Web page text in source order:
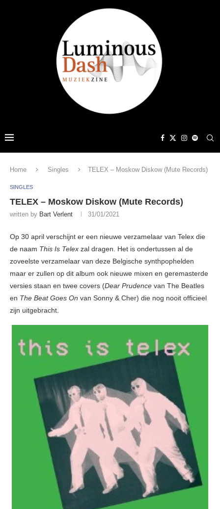
Home Singles TELEX – Moskow Diskow (Mute Records)
SINGLES
TELEX – Moskow Diskow (Mute Records)
written by Bart Verlent 31/01/2021
Op 30 april verschijnt er een nieuwe verzamelaar van Telex die
de naam This Is Telex zal dragen. Het is ondertussen al de
zoveelste verzamelaar van deze Belgische synthpophelden
maar er zullen op dit album ook nieuwe mixen en geremasterde
versies staan en twee covers (Dear Prudence van The Beatles
en The Beat Goes On van Sonny & Cher) die nog nooit officieel
zijn uitgebracht.